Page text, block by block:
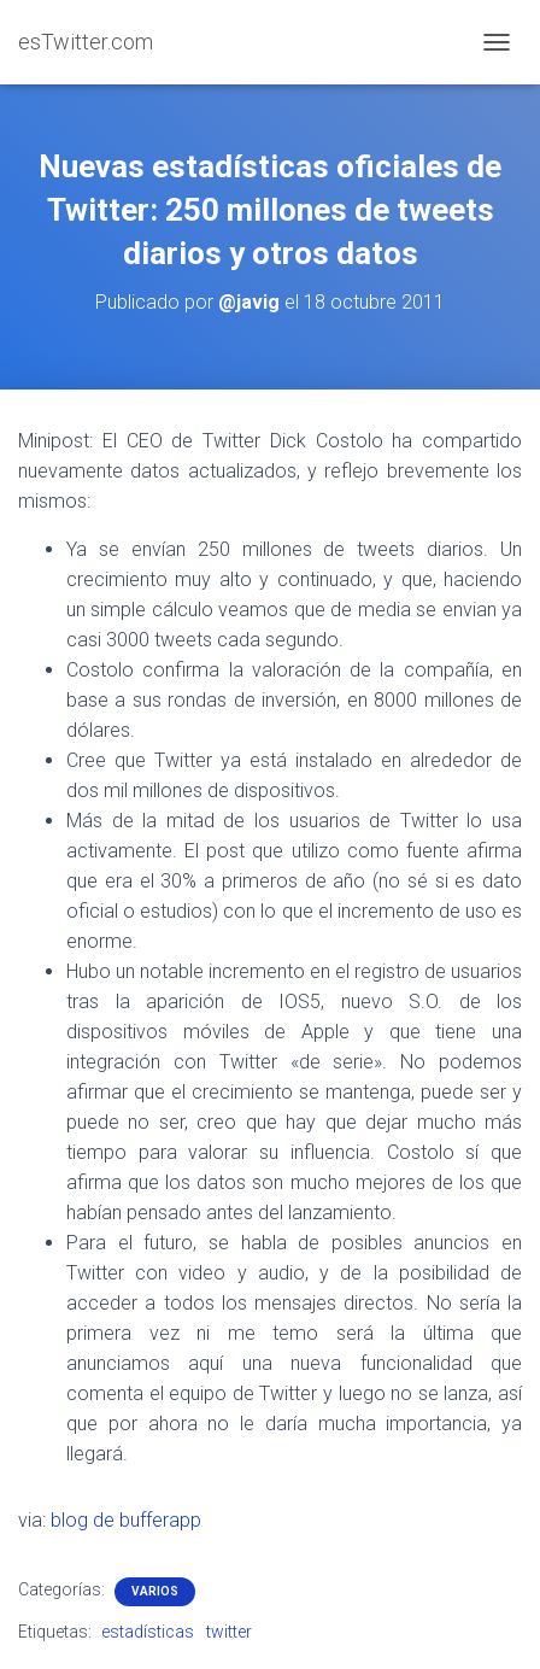
esTwitter.com
Nuevas estadísticas oficiales de
Twitter: 250 millones de tweets
diarios y otros datos
Publicado por @javig el 18 octubre 2011
Minipost: El CEO de Twitter Dick Costolo ha compartido
nuevamente datos actualizados, y reflejo brevemente los
mismos:
Ya se envían 250 millones de tweets diarios. Un
crecimiento muy alto y continuado, y que, haciendo
un simple cálculo veamos que de media se envian ya
casi 3000 tweets cada segundo.
Costolo confirma la valoración de la compañía, en
base a sus rondas de inversión, en 8000 millones de
dólares.
Cree que Twitter ya está instalado en alrededor de
dos mil millones de dispositivos.
Más de la mitad de los usuarios de Twitter lo usa
activamente. El post que utilizo como fuente afirma
que era el 30% a primeros de año (no sé si es dato
oficial o estudios) con lo que el incremento de uso es
enorme.
Hubo un notable incremento en el registro de usuarios
tras la aparición de IOS5, nuevo S.O. de los
dispositivos móviles de Apple y que tiene una
integración con Twitter «de serie». No podemos
afirmar que el crecimiento se mantenga, puede ser y
puede no ser, creo que hay que dejar mucho más
tiempo para valorar su influencia. Costolo sí que
afirma que los datos son mucho mejores de los que
habían pensado antes del lanzamiento.
Para el futuro, se habla de posibles anuncios en
Twitter con video y audio, y de la posibilidad de
acceder a todos los mensajes directos. No sería la
primera vez ni me temo será la última que
anunciamos aquí una nueva funcionalidad que
comenta el equipo de Twitter y luego no se lanza, así
que por ahora no le daría mucha importancia, ya
llegará.
via: blog de bufferapp
Categorías: VARIOS
Etiquetas: estadísticas twitter